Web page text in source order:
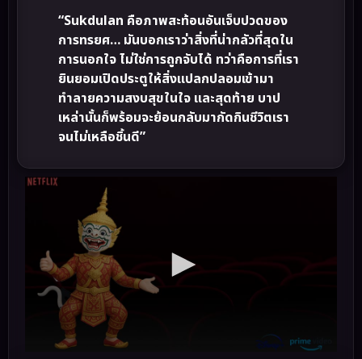
“Sukdulan คือภาพสะท้อนอันเจ็บปวดของ
การทรยศ… มันบอกเราว่าสิ่งที่น่ากลัวที่สุดใน
การนอกใจ ไม่ใช่การถูกจับได้ ทว่าคือการที่เรา
ยินยอมเปิดประตูให้สิ่งแปลกปลอมเข้ามา
ทำลายความสงบสุขในใจ และสุดท้าย บาป
เหล่านั้นก็พร้อมจะย้อนกลับมากัดกินชีวิตเรา
จนไม่เหลือชิ้นดี”